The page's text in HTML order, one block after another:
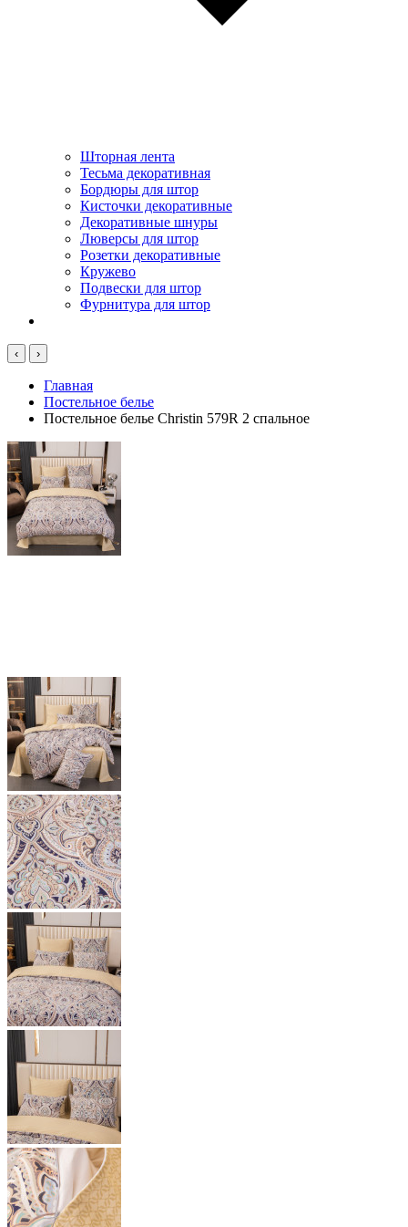
Шторная лента
Тесьма декоративная
Бордюры для штор
Кисточки декоративные
Декоративные шнуры
Люверсы для штор
Розетки декоративные
Кружево
Подвески для штор
Фурнитура для штор
‹ ›
Главная
Постельное белье
Постельное белье Christin 579R 2 спальное